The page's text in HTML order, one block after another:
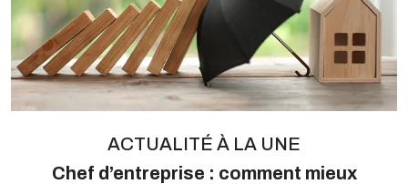
ACTUALITÉ À LA UNE
Chef d’entreprise : comment mieux